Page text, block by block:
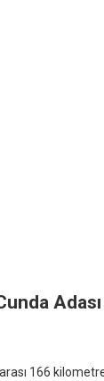
166